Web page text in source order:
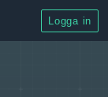
Logga in